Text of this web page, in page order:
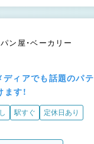
ン屋・ベーカリー
ディアでも話題の
す！
駅すぐ 定休日あり